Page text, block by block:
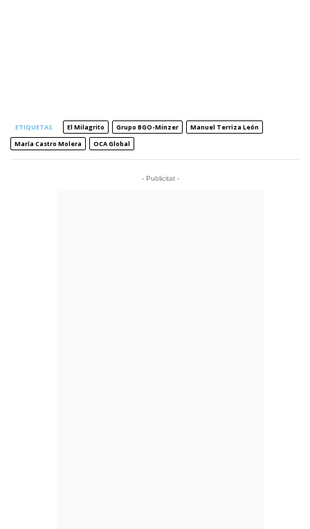
ETIQUETAS El Milagrito Grupo BGO-Minzer
Manuel Terriza León
María Castro Molera
OCA Global
- Publicitat -